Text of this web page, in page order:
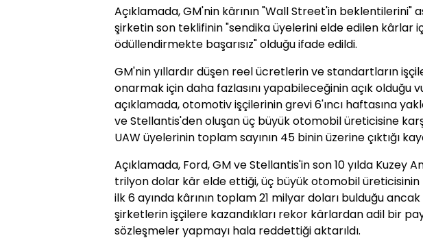
Açıklamada, GM'nin kârının "Wall Street'in beklentilerini"
şirketin son teklifinin "sendika üyelerini elde edilen kârlar
ödüllendirmekte başarısız" olduğu ifade edildi.
GM'nin yıllardır düşen reel ücretlerin ve standartların
onarmak için daha fazlasını yapabileceğinin açık olduğu
açıklamada, otomotiv işçilerinin grevi 6'ıncı haftasına
ve Stellantis'den oluşan üç büyük otomobil üreticisine
UAW üyelerinin toplam sayının 45 binin üzerine çıktığı
Açıklamada, Ford, GM ve Stellantis'in son 10 yılda Kuzey
trilyon dolar kâr elde ettiği, üç büyük otomobil üreticisinin
ilk 6 ayında kârının toplam 21 milyar doları bulduğu
şirketlerin işçilere kazandıkları rekor kârlardan adil bir
sözleşmeler yapmayı hala reddettiği aktarıldı.